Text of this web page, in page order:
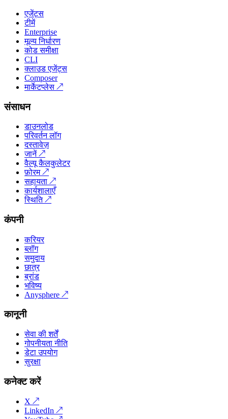
एजेंट्स
टीमें
Enterprise
मूल्य निर्धारण
कोड समीक्षा
CLI
क्लाउड एजेंट्स
Composer
मार्केटप्लेस ↗
संसाधन
डाउनलोड
परिवर्तन लॉग
दस्तावेज़
जानें↗
वैल्यू कैलकुलेटर
फ़ोरम↗
सहायता ↗
कार्यशालाएँ
स्थिति↗
कंपनी
करियर
ब्लॉग
समुदाय
छात्र
ब्रांड
भविष्य
Anysphere ↗
कानूनी
सेवा की शर्तें
गोपनीयता नीति
डेटा उपयोग
सुरक्षा
कनेक्ट करें
X ↗
LinkedIn ↗